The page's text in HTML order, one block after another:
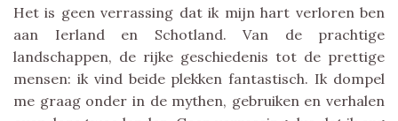
Het is geen verrassing dat ik mijn hart verloren ben
aan Ierland en Schotland. Van de prachtige
landschappen, de rijke geschiedenis tot de prettige
mensen: ik vind beide plekken fantastisch. Ik dompel
me graag onder in de mythen, gebruiken en verhalen